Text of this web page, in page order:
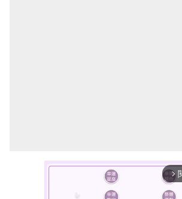
arrow_forward_ios